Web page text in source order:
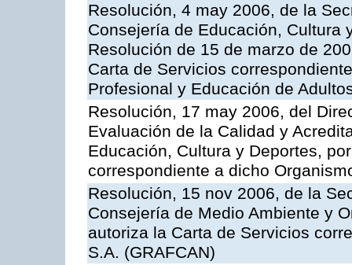
Resolución, 4 may 2006, de la
Consejería de Educación, Cultura
Resolución de 15 de marzo de
Carta de Servicios
Profesional y Educación de
Resolución, 17 may 2006, del
Evaluación de la Calidad y
Educación, Cultura y Deportes,
correspondiente a dicho
Resolución, 15 nov 2006, de la
Consejería de Medio Ambiente y
autoriza la Carta de Servicios
S.A. (GRAFCAN)